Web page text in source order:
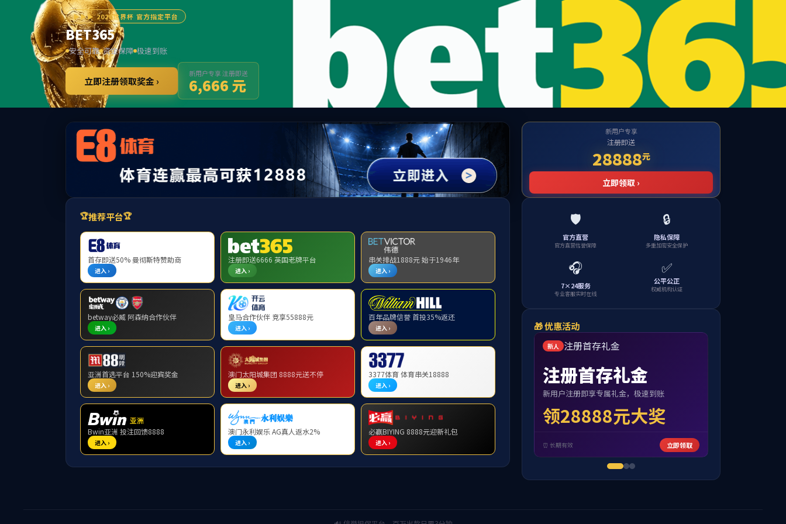
365英国上市公司(CHN-VIP认证)官网|Official Website
首页 关闭此页